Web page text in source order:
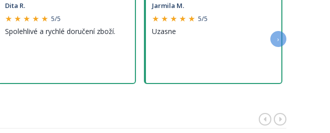
Dita R.
★ ★ ★ ★ ★ 5/5
Spolehlivé a rychlé doručení zboží.
Jarmila M.
★ ★ ★ ★ ★ 5/5
Uzasne
›